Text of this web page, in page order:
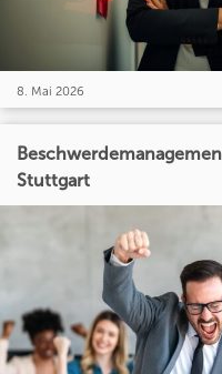
8. Mai 2026
Stuttgart